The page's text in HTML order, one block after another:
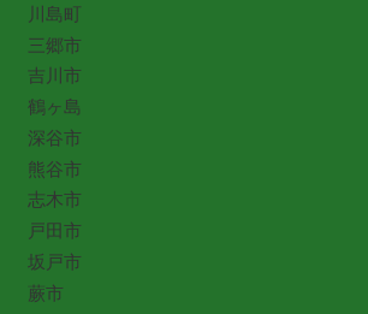
川島町
三郷市
吉川市
鶴ヶ島
深谷市
熊谷市
志木市
戸田市
坂戸市
蕨市